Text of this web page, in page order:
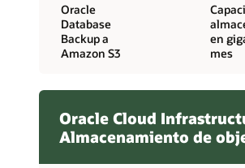
Oracle
Database
Backup a
Amazon S3
en
mes
Oracle Cloud
Almacenamiento de